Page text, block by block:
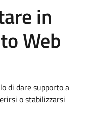
in
Web
di dare supporto a
o stabilizzarsi